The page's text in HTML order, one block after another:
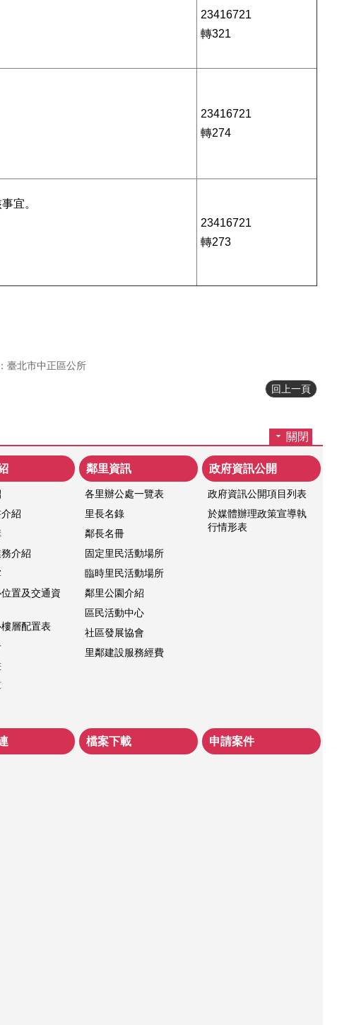
23416721
轉321
23416721
轉274
宜。
23416721
轉273
臺北市中正區公所
回上一頁
關閉
紹
介紹
置及交通資
層配置表
鄰里資訊
各里辦公處一覽表
里長名錄
鄰長名冊
固定里民活動場所
臨時里民活動場所
鄰里公園介紹
區民活動中心
社區發展協會
里鄰建設服務經費
政府資訊公開
政府資訊公開項目列表
於媒體辦理政策宣導執
行情形表
檔案下載 申請案件